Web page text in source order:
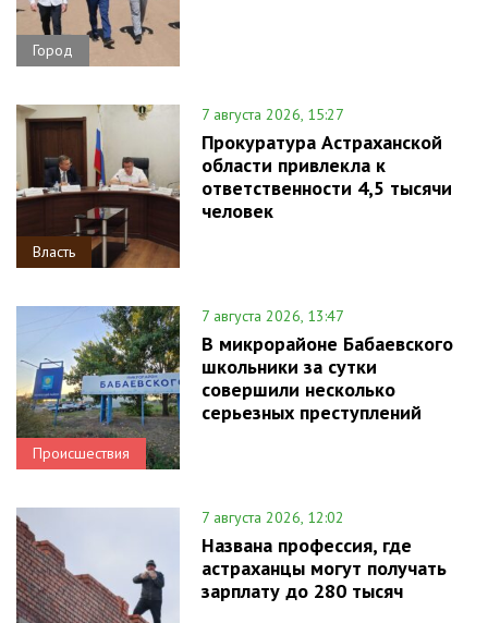
Город
Власть
7 августа 2026, 15:27
Прокуратура Астраханской
области привлекла к
ответственности 4,5 тысячи
человек
Происшествия
7 августа 2026, 13:47
В микрорайоне Бабаевского
школьники за сутки
совершили несколько
серьезных преступлений
7 августа 2026, 12:02
Названа профессия, где
астраханцы могут получать
зарплату до 280 тысяч